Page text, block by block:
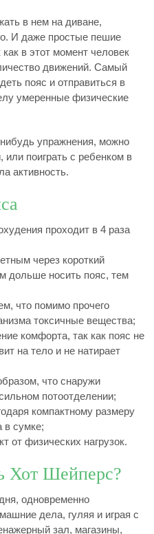
в нем на диване,
И даже простые пешие
как в этот момент человек
движений. Самый
пояс и отправиться в
умеренные физические
упражнения, можно
или поиграть с ребенком в
активность.
проходит в 4 раза
через короткий
дольше носить пояс, тем
что помимо прочего
токсичные вещества;
комфорта, так как пояс не
на тело и не натирает
что снаружи
потоотделении;
компактному размеру
в сумке;
от физических нагрузок.
Хот Шейперс?
одновременно
дела, гуляя и играя с
зал, магазины,